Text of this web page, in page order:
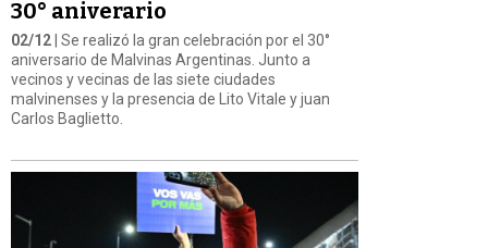
30° aniverario
02/12 | Se realizó la gran celebración por el 30°
aniversario de Malvinas Argentinas. Junto a
vecinos y vecinas de las siete ciudades
malvinenses y la presencia de Lito Vitale y juan
Carlos Baglietto.